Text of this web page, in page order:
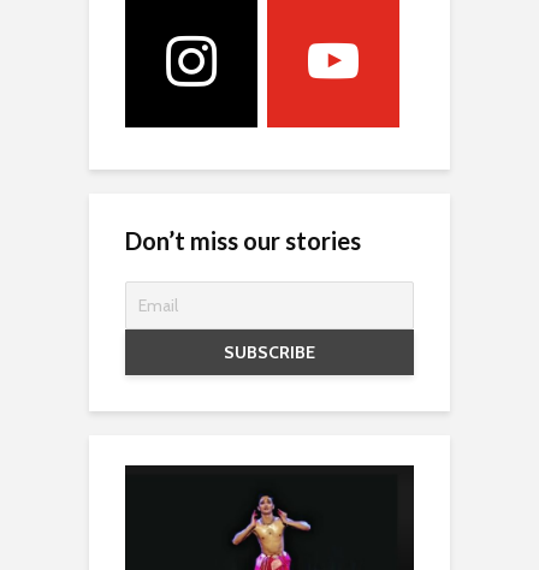
Don’t miss our stories